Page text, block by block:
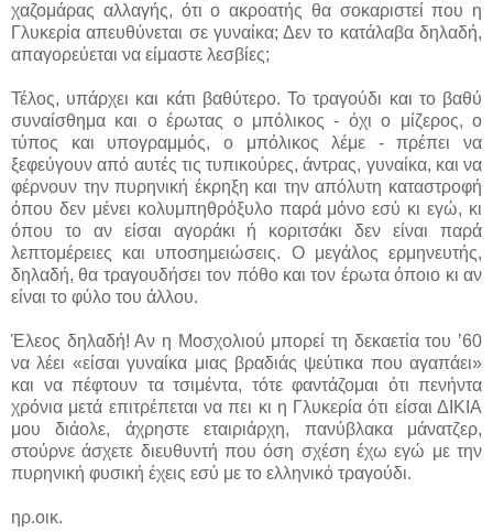
χαζομάρας αλλαγής, ότι ο ακροατής θα σοκαριστεί που η
Γλυκερία απευθύνεται σε γυναίκα; Δεν το κατάλαβα δηλαδή,
απαγορεύεται να είμαστε λεσβίες;
Τέλος, υπάρχει και κάτι βαθύτερο. Το τραγούδι και το βαθύ
συναίσθημα και ο έρωτας ο μπόλικος - όχι ο μίζερος, ο
τύπος και υπογραμμός, ο μπόλικος λέμε - πρέπει να
ξεφεύγουν από αυτές τις τυπικούρες, άντρας, γυναίκα, και να
φέρνουν την πυρηνική έκρηξη και την απόλυτη καταστροφή
όπου δεν μένει κολυμπηθρόξυλο παρά μόνο εσύ κι εγώ, κι
όπου το αν είσαι αγοράκι ή κοριτσάκι δεν είναι παρά
λεπτομέρειες και υποσημειώσεις. Ο μεγάλος ερμηνευτής,
δηλαδή, θα τραγουδήσει τον πόθο και τον έρωτα όποιο κι αν
είναι το φύλο του άλλου.
Έλεος δηλαδή! Αν η Μοσχολιού μπορεί τη δεκαετία του ’60
να λέει «είσαι γυναίκα μιας βραδιάς ψεύτικα που αγαπάει»
και να πέφτουν τα τσιμέντα, τότε φαντάζομαι ότι πενήντα
χρόνια μετά επιτρέπεται να πει κι η Γλυκερία ότι είσαι ΔΙΚΙΑ
μου διάολε, άχρηστε εταιριάρχη, πανύβλακα μάνατζερ,
στούρνε άσχετε διευθυντή που όση σχέση έχω εγώ με την
πυρηνική φυσική έχεις εσύ με το ελληνικό τραγούδι.
ηρ.οικ.